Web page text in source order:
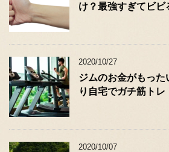
け？最強すぎてビビ
2020/10/27
ジムのお金がもった
り自宅でガチ筋トレ
2020/10/07